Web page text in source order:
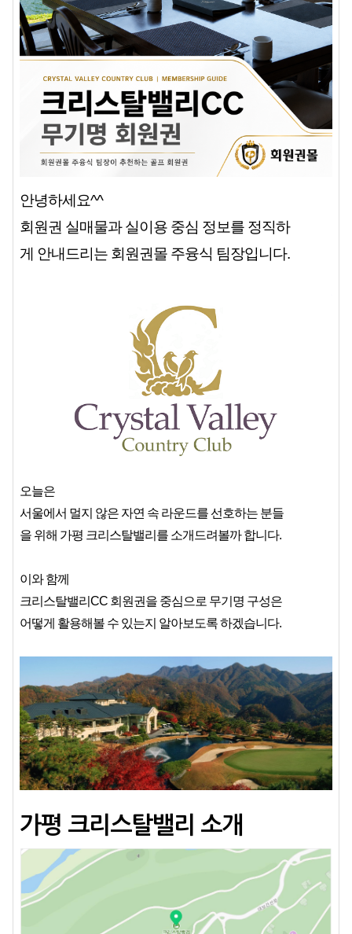
안녕하세요^^
회원권 실매물과 실이용 중심 정보를 정직하
게 안내드리는 회원권몰 주융식 팀장입니다.
오늘은
서울에서 멀지 않은 자연 속 라운드를 선호하는 분들
을 위해 가평 크리스탈밸리를 소개드려볼까 합니다.
이와 함께
크리스탈밸리CC 회원권을 중심으로 무기명 구성은
어떻게 활용해볼 수 있는지 알아보도록 하겠습니다.
가평 크리스탈밸리 소개